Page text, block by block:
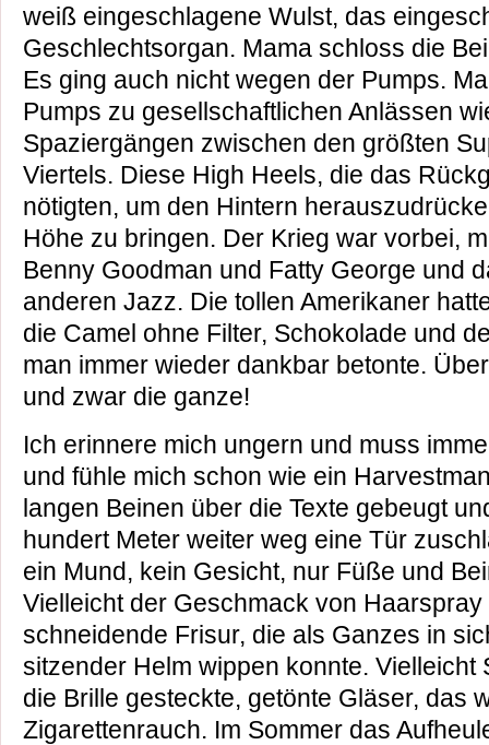
weiß eingeschlagene Wulst, das
Geschlechtsorgan. Mama schloss die
Es ging auch nicht wegen der Pumps.
Pumps zu gesellschaftlichen Anlässen
Spaziergängen zwischen den größten
Viertels. Diese High Heels, die das
nötigten, um den Hintern
Höhe zu bringen. Der Krieg war vorbei,
Benny Goodman und Fatty George und
anderen Jazz. Die tollen Amerikaner
die Camel ohne Filter, Schokolade und
man immer wieder dankbar betonte.
und zwar die ganze!
Ich erinnere mich ungern und muss
und fühle mich schon wie ein
langen Beinen über die Texte gebeugt
hundert Meter weiter weg eine Tür
ein Mund, kein Gesicht, nur Füße und
Vielleicht der Geschmack von
schneidende Frisur, die als Ganzes in
sitzender Helm wippen konnte. Vielleicht
die Brille gesteckte, getönte Gläser, das
Zigarettenrauch. Im Sommer das